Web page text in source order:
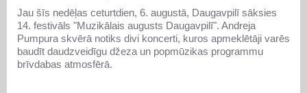
Jau šīs nedēļas ceturtdien, 6. augustā, Daugavpilī sāksies
14. festivāls "Muzikālais augusts Daugavpilī". Andreja
Pumpura skvērā notiks divi koncerti, kuros apmeklētāji varēs
baudīt daudzveidīgu džeza un popmūzikas programmu
brīvdabas atmosfērā.